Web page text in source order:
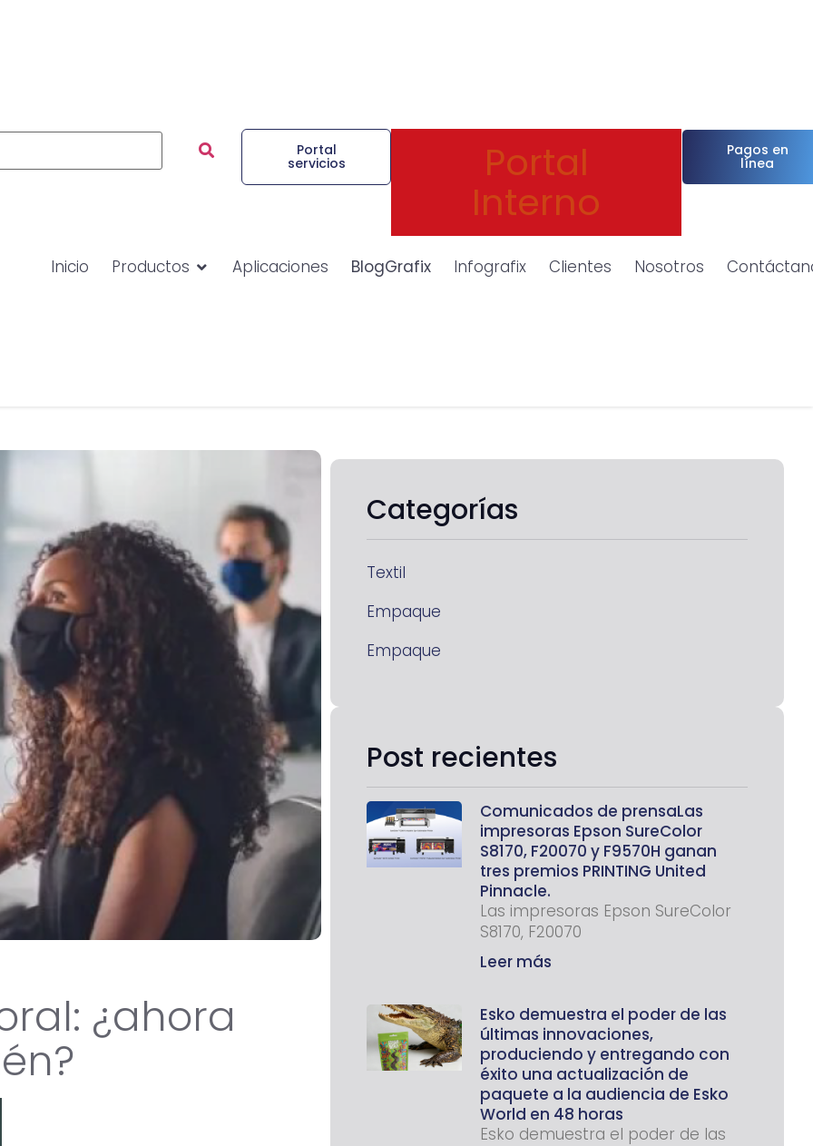
Portal
servicios Portal
Interno
Pagos en
línea
Inicio Productos Aplicaciones BlogGrafix Infografix Clientes Nosotros
¿ahora
Categorías
Textil
Empaque
Empaque
Post recientes
Comunicados de prensaLas
impresoras Epson SureColor
S8170, F20070 y F9570H ganan
tres premios PRINTING United
Pinnacle.
Las impresoras Epson SureColor
S8170, F20070
Leer más
Esko demuestra el poder de las
últimas innovaciones,
produciendo y entregando con
éxito una actualización de
paquete a la audiencia de Esko
World en 48 horas
Esko demuestra el poder de las